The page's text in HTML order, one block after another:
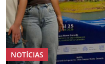
NOTÍCIAS